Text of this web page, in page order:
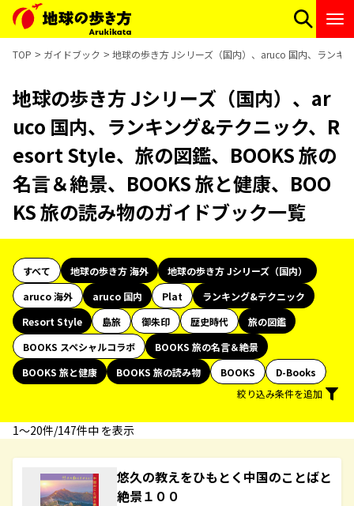
TOP ガイドブック 地球の歩き方 Jシリーズ（国内）、aruco 国内、ランキ
地球の歩き方 Jシリーズ（国内）、ar
uco 国内、ランキング&テクニック、R
esort Style、旅の図鑑、BOOKS 旅の
名言＆絶景、BOOKS 旅と健康、BOO
KS 旅の読み物のガイドブック一覧
すべて 地球の歩き方 海外
地球の歩き方 Jシリーズ（国内）
aruco 海外
aruco 国内 Plat
ランキング&テクニック
Resort Style
島旅 御朱印 歴史時代
旅の図鑑
BOOKS スペシャルコラボ
BOOKS 旅の名言＆絶景
BOOKS 旅と健康
BOOKS 旅の読み物 BOOKS
D-Books
絞り込み条件を追加
1〜20件/147件中 を表示
悠久の教えをひもとく中国のことばと
絶景１００